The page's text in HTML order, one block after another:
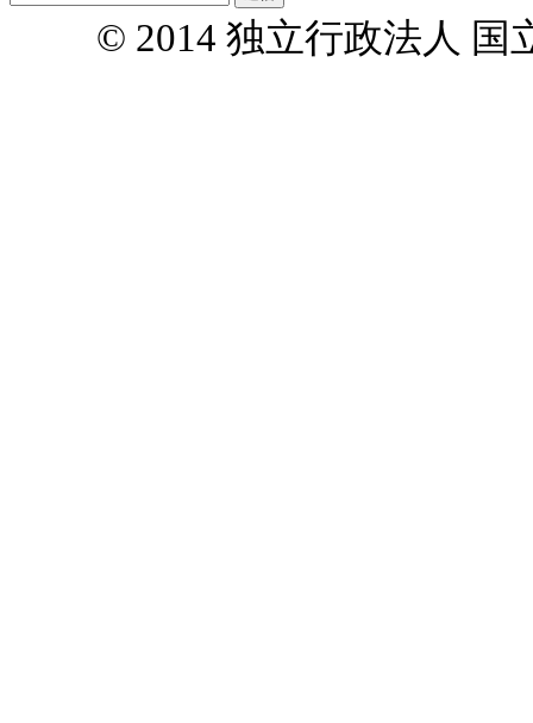
© 2014 独立行政法人 国